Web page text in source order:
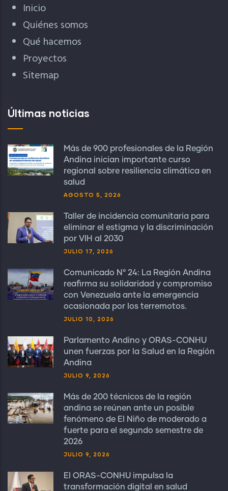
Inicio
Quiénes somos
Qué hacemos
Proyectos
Sitemap
Últimas noticias
Más de 900 profesionales de la Región
Andina inician importante curso
regional sobre resiliencia climática en
salud
AGOSTO 5, 2026
Taller de incidencia comunitaria para
eliminar el estigma y la discriminación
por VIH al 2030
JULIO 17, 2026
Comunicado N° 24: La Región Andina
reafirma su solidaridad y compromiso
con Venezuela ante la emergencia
ocasionada por los terremotos.
JULIO 10, 2026
Parlamento Andino y ORAS-CONHU
unen fuerzas por la Salud en la Región
Andina
JULIO 9, 2026
Más de 200 técnicos de la región
andina se reúnen ante un posible
fenómeno de El Niño de moderado a
fuerte para el segundo semestre de
2026
JULIO 9, 2026
El ORAS-CONHU impulsa la
transformación digital en salud